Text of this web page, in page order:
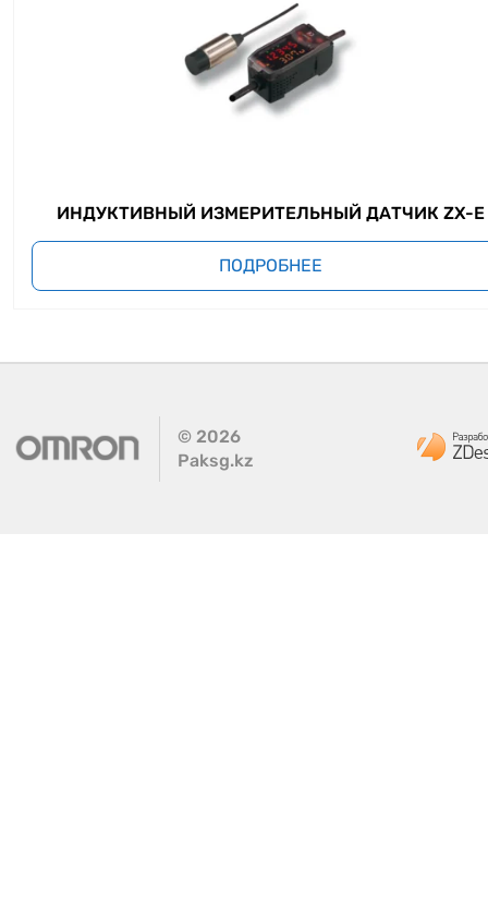
ИНДУКТИВНЫЙ ИЗМЕРИТЕЛЬНЫЙ ДАТЧИК ZX-E
ПОДРОБНЕЕ
© 2026
Paksg.kz